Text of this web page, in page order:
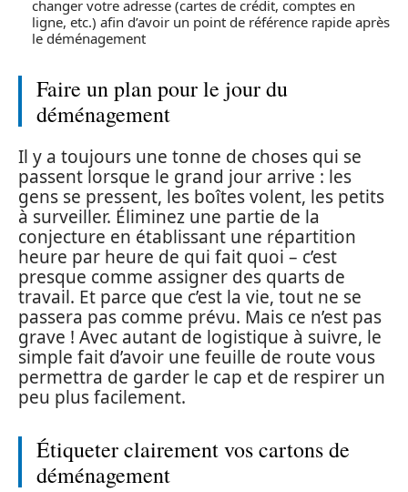
changer votre adresse (cartes de crédit, comptes en
ligne, etc.) afin d’avoir un point de référence rapide après
le déménagement
Faire un plan pour le jour du
déménagement
Il y a toujours une tonne de choses qui se
passent lorsque le grand jour arrive : les
gens se pressent, les boîtes volent, les petits
à surveiller. Éliminez une partie de la
conjecture en établissant une répartition
heure par heure de qui fait quoi – c’est
presque comme assigner des quarts de
travail. Et parce que c’est la vie, tout ne se
passera pas comme prévu. Mais ce n’est pas
grave ! Avec autant de logistique à suivre, le
simple fait d’avoir une feuille de route vous
permettra de garder le cap et de respirer un
peu plus facilement.
Étiqueter clairement vos cartons de
déménagement